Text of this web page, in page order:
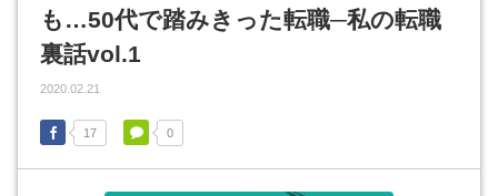
も…50代で踏みきった転職─私の転職
裏話vol.1
2020.02.21
17 0